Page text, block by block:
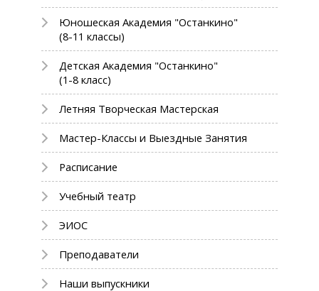
Юношеская Академия "Останкино"
(8-11 классы)
Детская Академия "Останкино"
(1-8 класс)
Летняя Творческая Мастерская
Мастер-Классы и Выездные Занятия
Расписание
Учебный театр
ЭИОС
Преподаватели
Наши выпускники